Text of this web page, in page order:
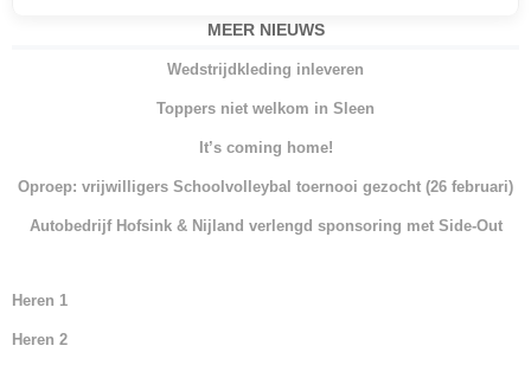
o
k
at
s
A
p
k
e
dI
n
MEER NIEUWS
Wedstrijdkleding inleveren
Toppers niet welkom in Sleen
It’s coming home!
Oproep: vrijwilligers Schoolvolleybal toernooi gezocht (26 februari)
Autobedrijf Hofsink & Nijland verlengd sponsoring met Side-Out
Heren 1
Heren 2